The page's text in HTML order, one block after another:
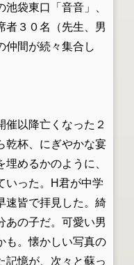
袋東口「音音」、
者３０名（先生、男
仲間が続々集合し
催以降亡くなった２
乾杯、にぎやかな宴
めるかのように、
った。
H君が中学
速皆で拝見した。綺
あの子だ。可愛い男
も。懐かしい写真の
記憶が、次々と蘇っ